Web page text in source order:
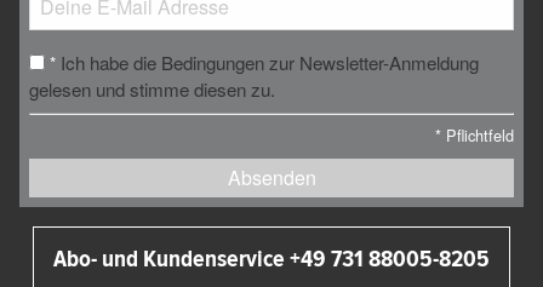
* Ich habe die Bedingungen zur Newsletter-Anmeldung
gelesen und stimme diesen zu.
* Pflichtfeld
Absenden
Abo- und Kundenservice +49 731 88005-8205